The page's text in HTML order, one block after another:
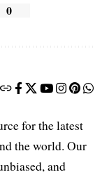
0
for the latest
the world. Our
and